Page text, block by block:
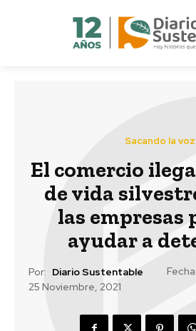
Sacando la voz
El comercio
de vida
las empresas
ayudar a
Por: Diario Sustentable
Fecha:
25 Noviembre, 2021